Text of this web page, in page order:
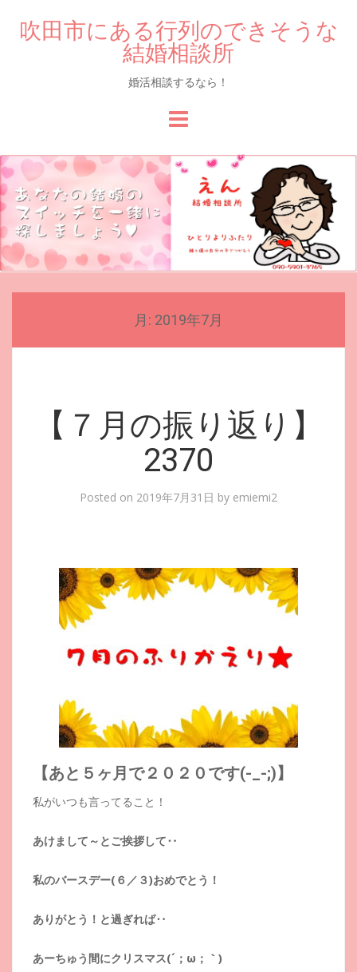
吹田市にある行列のできそうな
結婚相談所
婚活相談するなら！
to
content
月: 2019年7月
【７月の振り返り】
2370
Posted on 2019年7月31日 by emiemi2
【あと５ヶ月で２０２０です(-_-;)】
私がいつも言ってること！
あけまして～とご挨拶して‥
私のバースデー(６／３)おめでとう！
ありがとう！と過ぎれば‥
あーちゅう間にクリスマス(´；ω；｀)